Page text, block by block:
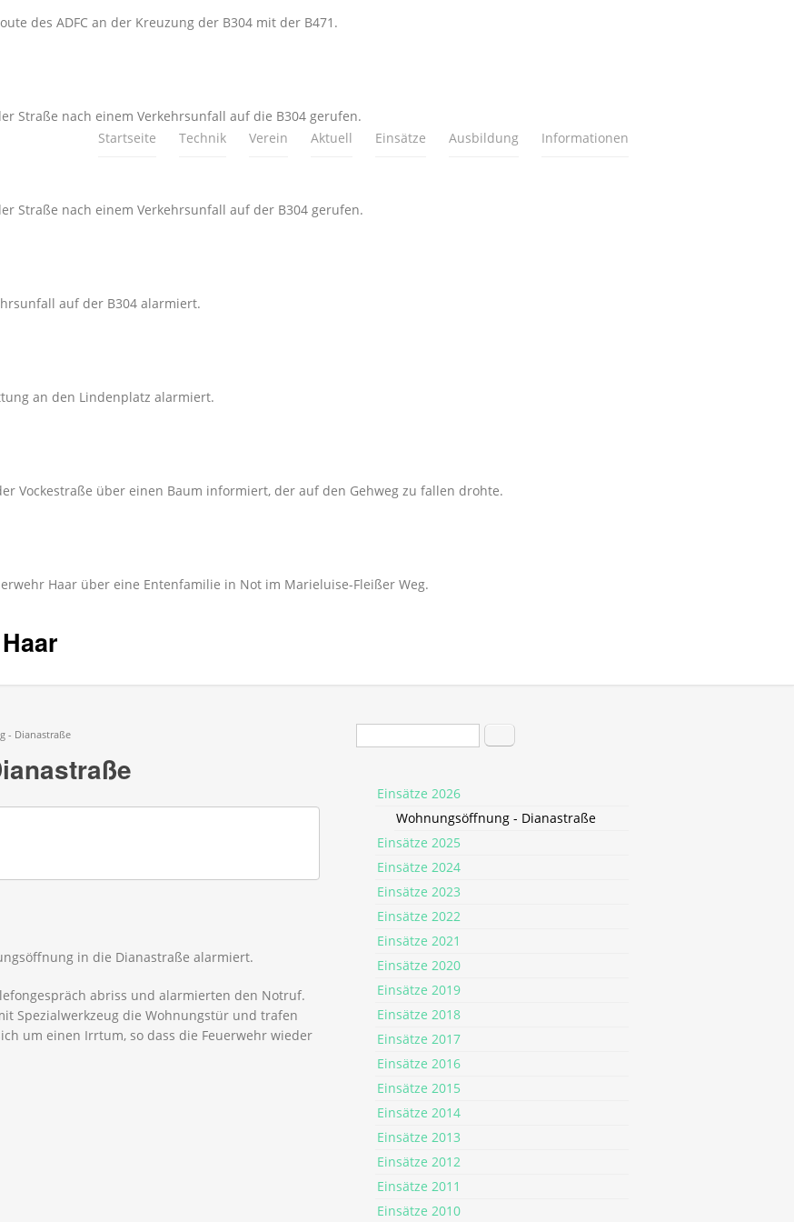
Startseite Technik Verein Aktuell Einsätze Ausbildung Informationen
des ADFC an der Kreuzung der B304 mit der B471.
Straße nach einem Verkehrsunfall auf die B304 gerufen.
Straße nach einem Verkehrsunfall auf der B304 gerufen.
auf der B304 alarmiert.
an den Lindenplatz alarmiert.
Vockestraße über einen Baum informiert, der auf den Gehweg zu fallen drohte.
Haar über eine Entenfamilie in Not im Marieluise-Fleißer Weg.
- Dianastraße
in die Dianastraße alarmiert.
abriss und alarmierten den Notruf.
Spezialwerkzeug die Wohnungstür und trafen
um einen Irrtum, so dass die Feuerwehr wieder
Suchformular Suche
Einsätze 2026
Wohnungsöffnung - Dianastraße
Einsätze 2025
Einsätze 2024
Einsätze 2023
Einsätze 2022
Einsätze 2021
Einsätze 2020
Einsätze 2019
Einsätze 2018
Einsätze 2017
Einsätze 2016
Einsätze 2015
Einsätze 2014
Einsätze 2013
Einsätze 2012
Einsätze 2011
Einsätze 2010